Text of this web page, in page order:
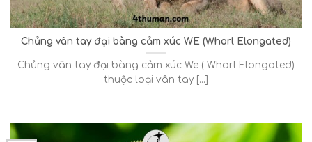
Chủng vân tay đại bàng cảm xúc WE (Whorl Elongated)
Chủng vân tay đại bàng cảm xúc We ( Whorl Elongated)
thuộc loại vân tay [...]